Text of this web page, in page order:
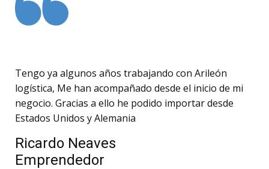
Tengo ya algunos años trabajando con Arileón
logística, Me han acompañado desde el inicio de mi
negocio. Gracias a ello he podido importar desde
Estados Unidos y Alemania
Ricardo Neaves
Emprendedor